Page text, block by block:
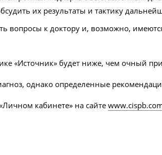
их результаты и тактику
вопросы к доктору и, возможно,
«Источник» будет ниже, чем очный
однако определенные
кабинете» на сайте